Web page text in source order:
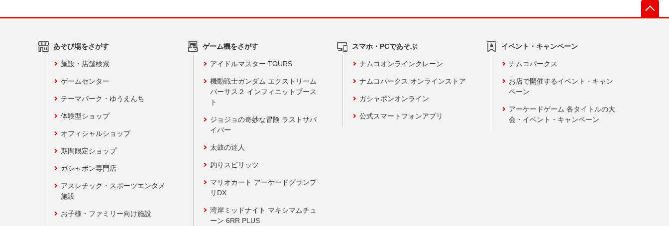
あそび場をさがす
施設・店舗検索
ゲームセンター
テーマパーク・ゆうえんち
体験型ショップ
オフィシャルショップ
期間限定ショップ
ガシャポン専門店
アスレチック・スポーツエンタメ
施設
お子様・ファミリー向け施設
ゲーム機をさがす
アイドルマスター TOURS
機動戦士ガンダム エクストリーム
バーサス２ インフィニットブース
ト
ジョジョの奇妙な冒険 ラストサバ
イバー
太鼓の達人
釣りスピリッツ
マリオカート アーケードグランプ
リDX
湾岸ミッドナイト マキシマムチュ
ーン 6RR PLUS
スマホ・PCであそぶ
ナムコオンラインクレーン
ナムコパークス オンラインストア
ガシャポンオンライン
公式スマートフォンアプリ
イベント・キャンペーン
ナムコパークス
お店で開催するイベント・キャン
ペーン
アーケードゲーム 各タイトルの大
会・イベント・キャンペーン